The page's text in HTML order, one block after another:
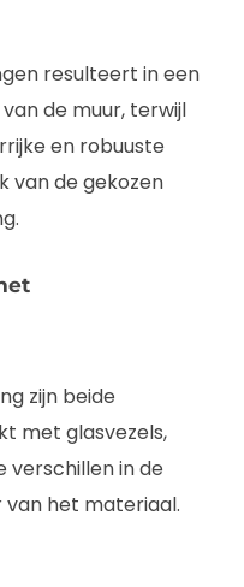
resulteert in een
de muur, terwijl
en robuuste
van de gekozen
zijn beide
met glasvezels,
verschillen in de
het materiaal.